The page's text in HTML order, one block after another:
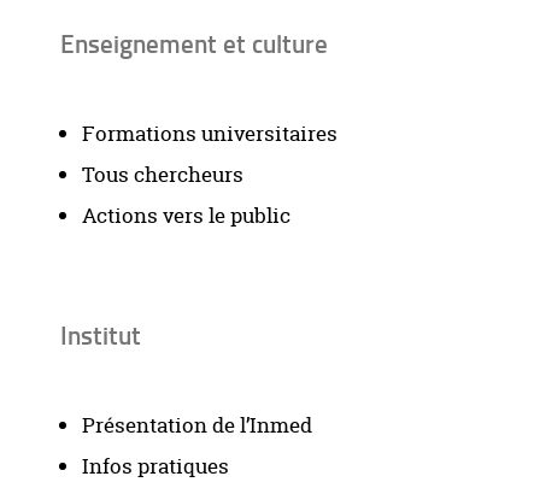
Enseignement et culture
Formations universitaires
Tous chercheurs
Actions vers le public
Institut
Présentation de l’Inmed
Infos pratiques